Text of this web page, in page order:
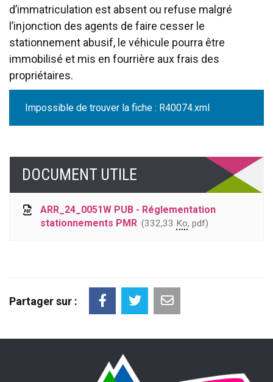
d’immatriculation est absent ou refuse malgré
l’injonction des agents de faire cesser le
stationnement abusif, le véhicule pourra être
immobilisé et mis en fourrière aux frais des
propriétaires.
Impossible de trouver la fiche : R40074.xml
DOCUMENT UTILE
ARR_24_0051W PUB - Réglementation
stationnements PMR
332,33 Ko, pdf
Partager sur :